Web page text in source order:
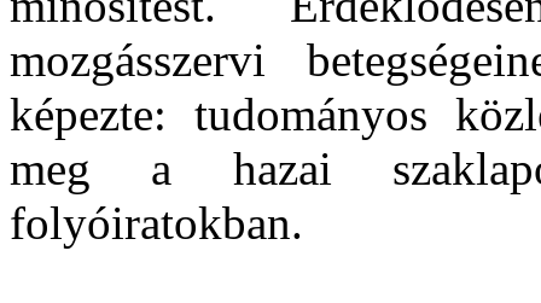
mozgásszervi
képezte: tudományos
meg a hazai
folyóiratokban.